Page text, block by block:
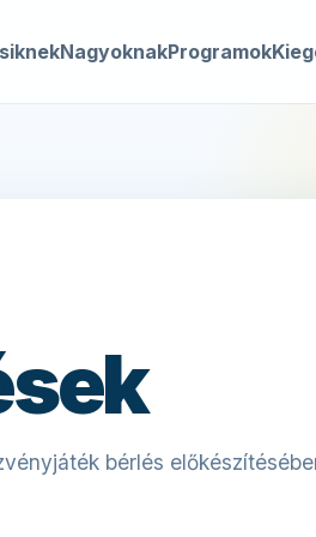
NagyoknakProgramok
bérlés